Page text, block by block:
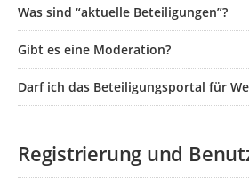
Was sind “aktuelle Beteiligungen”?
Gibt es eine Moderation?
Darf ich das Beteiligungsportal für
Registrierung und